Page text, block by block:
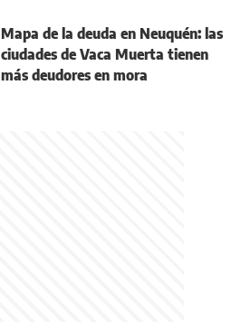
Mapa de la deuda en Neuquén: las
ciudades de Vaca Muerta tienen
más deudores en mora